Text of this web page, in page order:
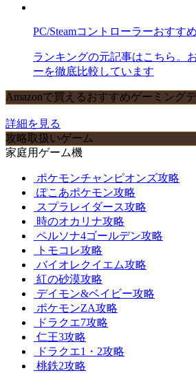
PC/Steamコントローラーおすす
ランキングの元記事はこちら。
ーを徹底比較しています
Amazonで買えるおすすめゲーミング
詳細を見る
攻略取扱いゲーム
家庭用ゲーム機
ポケモンチャンピオンズ攻略
ぽこあポケモン攻略
スプラレイダース攻略
時のオカリナ攻略
ペルソナ4ゴールデン攻略
トモコレ攻略
バイオレクイエム攻略
紅の砂漠攻略
デイモン&ベイビー攻略
ポケモンZA攻略
ドラクエ7攻略
仁王3攻略
ドラクエ1・2攻略
桃鉄2攻略